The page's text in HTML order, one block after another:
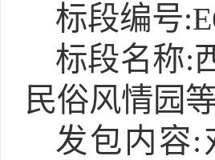
标段编号
标段名称:
民俗风情园
发包内容: